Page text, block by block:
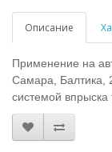
Описание
Применение на
Самара, Балтика,
системой впрыска